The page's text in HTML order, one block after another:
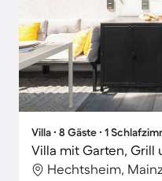
Villa ∙ 8 Gäste ∙ 1
Villa mit Garten, Grill
Hechtsheim,